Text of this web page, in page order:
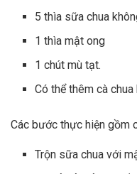
5 thìa sữa chua
1 thìa mật ong
1 chút mù tạt.
Có thể thêm cà
Các bước thực hiện gồm
Trộn sữa chua với